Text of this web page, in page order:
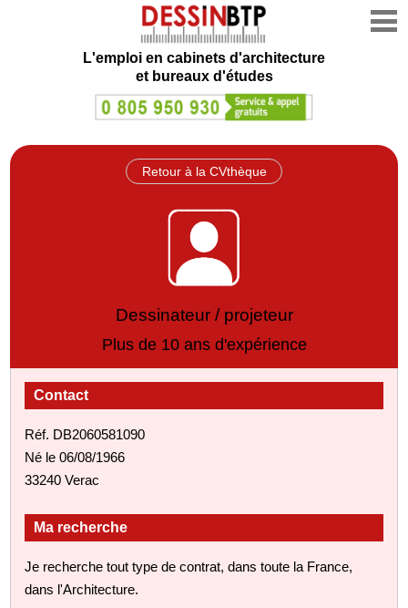
L'emploi en cabinets d'architecture
et bureaux d'études
Retour à la CVthèque
Dessinateur / projeteur
Plus de 10 ans d'expérience
Contact
Réf. DB2060581090
Né le 06/08/1966
33240 Verac
Ma recherche
Je recherche tout type de contrat, dans toute la France,
dans l'Architecture.